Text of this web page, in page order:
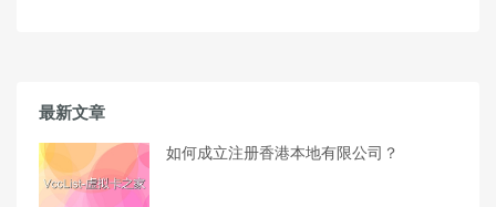
最新文章
如何成立注册香港本地有限公司？